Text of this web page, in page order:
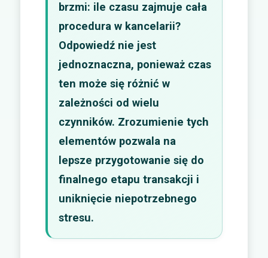
brzmi: ile czasu zajmuje cała
procedura w kancelarii?
Odpowiedź nie jest
jednoznaczna, ponieważ czas
ten może się różnić w
zależności od wielu
czynników. Zrozumienie tych
elementów pozwala na
lepsze przygotowanie się do
finalnego etapu transakcji i
uniknięcie niepotrzebnego
stresu.